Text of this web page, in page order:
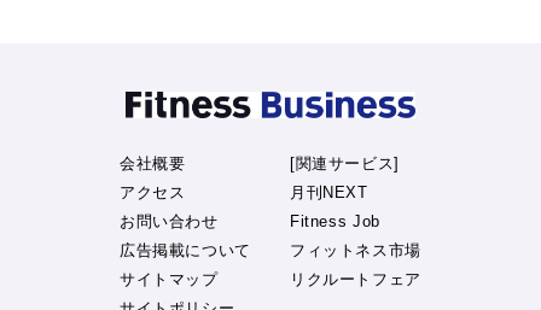
会社概要
アクセス
お問い合わせ
広告掲載について
サイトマップ
[関連サービス]
月刊NEXT
Fitness Job
フィットネス市場
リクルートフェア